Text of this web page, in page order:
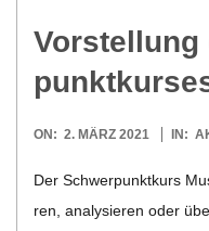
2021-
ON: 2. MÄRZ 2021 IN:
Der Schwer­punkt­kurs
ren, ana­ly­sie­ren oder